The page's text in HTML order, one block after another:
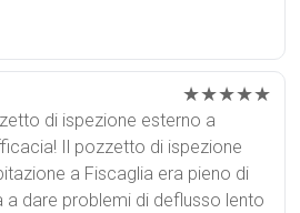
★★★★★
di ispezione esterno a
Il pozzetto di ispezione
a Fiscaglia era pieno di
a dare problemi di deflusso lento